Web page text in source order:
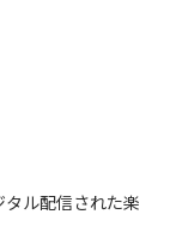
タル配信された楽